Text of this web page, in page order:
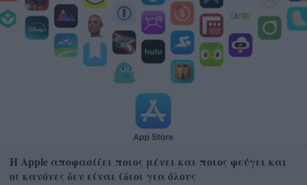
Η Apple αποφασίζει ποιος μένει και ποιος φεύγει και
οι κανόνες δεν είναι ίδιοι για όλους